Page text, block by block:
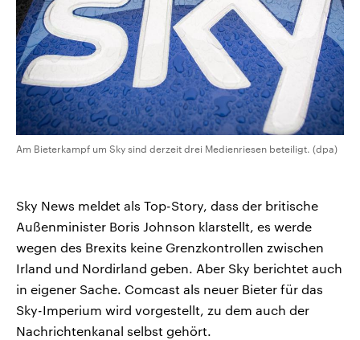
Am Bieterkampf um Sky sind derzeit drei Medienriesen beteiligt. (dpa)
Sky News meldet als Top-Story, dass der britische
Außenminister Boris Johnson klarstellt, es werde
wegen des Brexits keine Grenzkontrollen zwischen
Irland und Nordirland geben. Aber Sky berichtet auch
in eigener Sache. Comcast als neuer Bieter für das
Sky-Imperium wird vorgestellt, zu dem auch der
Nachrichtenkanal selbst gehört.